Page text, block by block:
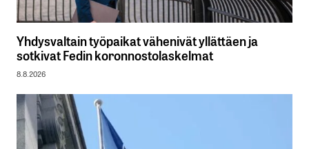
Yhdysvaltain työpaikat vähenivät yllättäen ja
sotkivat Fedin koronnostolaskelmat
8.8.2026